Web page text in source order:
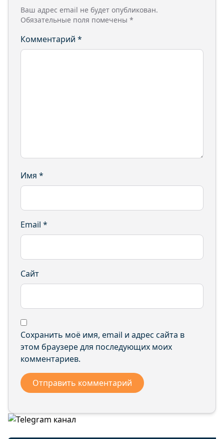
Ваш адрес email не будет опубликован.
Обязательные поля помечены *
Комментарий *
Имя *
Email *
Сайт
Сохранить моё имя, email и адрес сайта в
этом браузере для последующих моих
комментариев.